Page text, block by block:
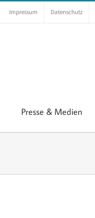
Impressum Datenschutz
Presse & Medien